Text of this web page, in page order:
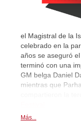
el Magistral de la
celebrado en la
años se aseguró
terminó con una
GM belga Daniel
mientras que
Más...